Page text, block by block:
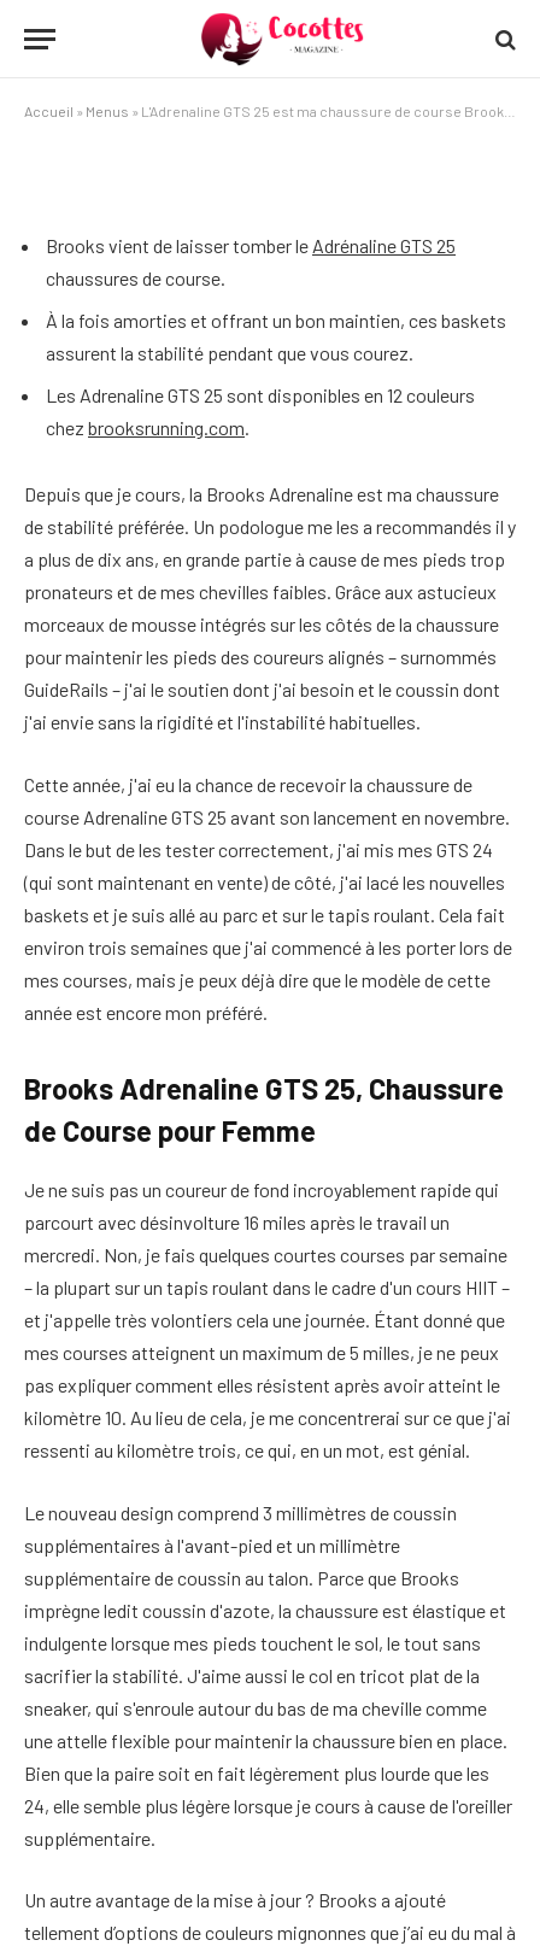
Accueil » Menus » L'Adrenaline GTS 25 est ma chaussure de course Brooks préférée
SÉPHORA DANIELS 19 DÉCEMBRE 2025
3 MINUTES DE LECTURE
Brooks vient de laisser tomber le Adrénaline GTS 25
chaussures de course.
À la fois amorties et offrant un bon maintien, ces baskets
assurent la stabilité pendant que vous courez.
Les Adrenaline GTS 25 sont disponibles en 12 couleurs
chez brooksrunning.com
Depuis que je cours, la Brooks Adrenaline est ma chaussure
de stabilité préférée. Un podologue me les a recommandés il y
a plus de dix ans, en grande partie à cause de mes pieds trop
pronateurs et de mes chevilles faibles. Grâce aux astucieux
morceaux de mousse intégrés sur les côtés de la chaussure
pour maintenir les pieds des coureurs alignés – surnommés
GuideRails – j'ai le soutien dont j'ai besoin et le coussin dont
j'ai envie sans la rigidité et l'instabilité habituelles.
Cette année, j'ai eu la chance de recevoir la chaussure de
course Adrenaline GTS 25 avant son lancement en novembre.
Dans le but de les tester correctement, j'ai mis mes GTS 24
(qui sont maintenant en vente) de côté, j'ai lacé les nouvelles
baskets et je suis allé au parc et sur le tapis roulant. Cela fait
environ trois semaines que j'ai commencé à les porter lors de
mes courses, mais je peux déjà dire que le modèle de cette
année est encore mon préféré.
Brooks Adrenaline GTS 25, Chaussure
de Course pour Femme
Je ne suis pas un coureur de fond incroyablement rapide qui
parcourt avec désinvolture 16 miles après le travail un
mercredi. Non, je fais quelques courtes courses par semaine
– la plupart sur un tapis roulant dans le cadre d'un cours HIIT –
et j'appelle très volontiers cela une journée. Étant donné que
mes courses atteignent un maximum de 5 milles, je ne peux
pas expliquer comment elles résistent après avoir atteint le
kilomètre 10. Au lieu de cela, je me concentrerai sur ce que j'ai
ressenti au kilomètre trois, ce qui, en un mot, est génial.
Le nouveau design comprend 3 millimètres de coussin
supplémentaires à l'avant-pied et un millimètre
supplémentaire de coussin au talon. Parce que Brooks
imprègne ledit coussin d'azote, la chaussure est élastique et
indulgente lorsque mes pieds touchent le sol, le tout sans
sacrifier la stabilité. J'aime aussi le col en tricot plat de la
sneaker, qui s'enroule autour du bas de ma cheville comme
une attelle flexible pour maintenir la chaussure bien en place.
Bien que la paire soit en fait légèrement plus lourde que les
24, elle semble plus légère lorsque je cours à cause de l'oreiller
supplémentaire.
Un autre avantage de la mise à jour ? Brooks a ajouté
tellement d’options de couleurs mignonnes que j’ai eu du mal à